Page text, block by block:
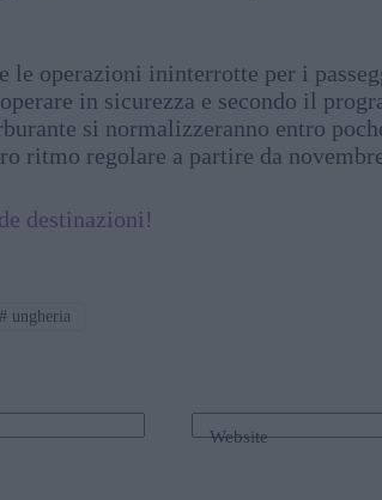
le operazioni ininterrotte per i
in sicurezza e secondo il
si normalizzeranno entro
ritmo regolare a partire da
destinazioni!
# ungheria
Website